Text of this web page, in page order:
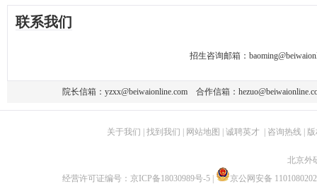
联系我们
招生咨询邮箱：
院长信箱： yzxx@beiwaionline.com 合作信箱：
关于我们 找到我们 网站地图 诚聘英才| 咨询热线|
北京外
经营许可证编号： 京ICP备18030989号-5
京公网安备